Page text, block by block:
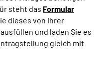
steht das Formular
dieses von Ihrer
und laden Sie es
gleich mit